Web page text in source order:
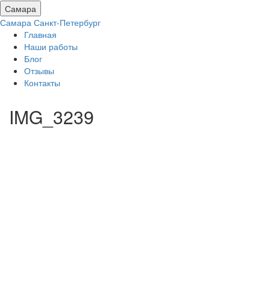
Самара
Самара Санкт-Петербург
Главная
Наши работы
Блог
Отзывы
Контакты
IMG_3239